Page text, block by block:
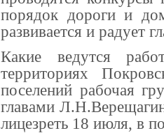
порядок дороги и
развивается и радует
Какие ведутся
территориях
поселений рабочая
главами
лицезреть 18 июля, в